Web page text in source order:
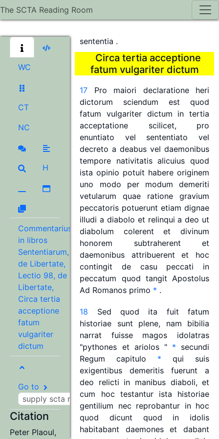
The SCTA Reading Room
WC
CT
NC
H
Commentarius
in libros
Sententiarum,
de Libertate,
Lectio 98, de
Libertate,
Circa tertia
acceptione
fatum
vulgariter
dictum
Go to
Citation
Peter Plaoul,
universum
et
Albertus
Magnus in libro
de
sententia .
Circa tertia acceptione
fatum vulgariter dictum
17 Pro maiori declaratione
heri
dictorum
sciendum est
quod
fatum
vulgariter dictum in tertia
acceptatione
scilicet,
pro
enuntiato
vel sententiato
vel
decreto a deabus vel daemonibus
tempore nativitatis alicuius quod
ista opinio potuit habere originem
uno
modo per modum
demeriti
vetularum
quae ratione
gravium
peccatoris potuerunt etiam dignae
illudi a diabolo et relinqui a deo ut
diabolum
colerent et
divinum
honorem
subtraherent
et
daemonibus
attribuerent et
hoc
contingit
de casu peccati
in
peccatum quod tangit Apostolus
Ad Romanos primo * .
18 Sed quod ita fuit
fatum
historiae
sunt plene, nam
bibilia
narrat
fuisse magos
idolatras
"pythones et ariolos "* secundi
Regum
capitulo *qui
suis
exigentibus
demeritis fuerunt
a
deo relicti in manibus diaboli, et
cum
hoc testantur ista
historiae
gentilium nec reprobantur in hoc
quod
dicunt quod in
idolis
habitabant
daemones et
dabant